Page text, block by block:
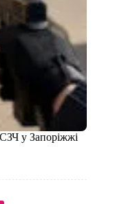
у Запоріжжі